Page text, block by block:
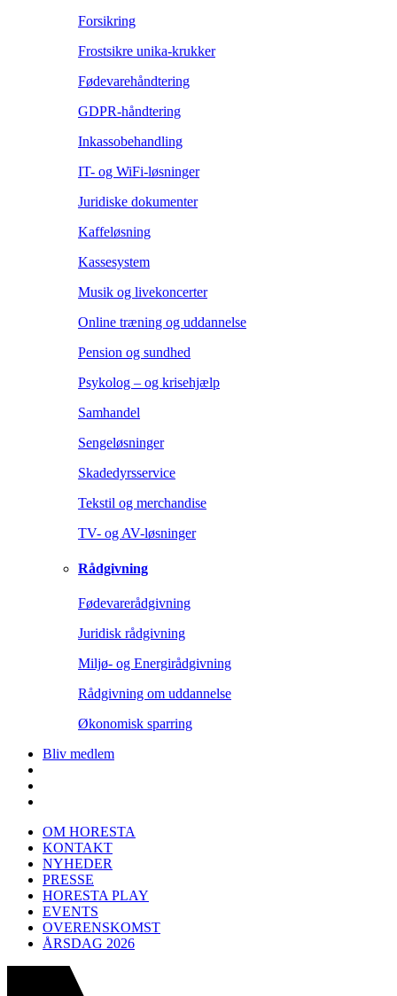
Forsikring
Frostsikre unika-krukker
Fødevarehåndtering
GDPR-håndtering
Inkassobehandling
IT- og WiFi-løsninger
Juridiske dokumenter
Kaffeløsning
Kassesystem
Musik og livekoncerter
Online træning og uddannelse
Pension og sundhed
Psykolog – og krisehjælp
Samhandel
Sengeløsninger
Skadedyrsservice
Tekstil og merchandise
TV- og AV-løsninger
Rådgivning
Fødevarerådgivning
Juridisk rådgivning
Miljø- og Energirådgivning
Rådgivning om uddannelse
Økonomisk sparring
Bliv medlem
OM HORESTA
KONTAKT
NYHEDER
PRESSE
HORESTA PLAY
EVENTS
OVERENSKOMST
ÅRSDAG 2026